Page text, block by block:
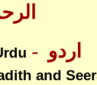
and